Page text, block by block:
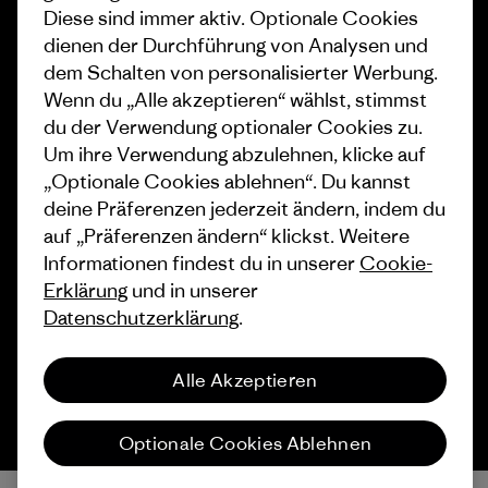
Wie wir finanzieren
Geschenkgutscheine
Stores in deiner Nähe
Affiliate-Programm
Patagonia Österreich
Seitenverzeichnis
© 2026 Patagonia, Inc. All Rights Reserved.
Deutsch
Diese sind immer aktiv. Optionale Cookies
dienen der Durchführung von Analysen und
dem Schalten von personalisierter Werbung.
Wenn du „Alle akzeptieren“ wählst, stimmst
du der Verwendung optionaler Cookies zu.
Um ihre Verwendung abzulehnen, klicke auf
„Optionale Cookies ablehnen“. Du kannst
deine Präferenzen jederzeit ändern, indem du
auf „Präferenzen ändern“ klickst. Weitere
Informationen findest du in unserer Cookie-
Erklärung und in unserer
Datenschutzerklärung.
Alle Akzeptieren
Optionale Cookies Ablehnen